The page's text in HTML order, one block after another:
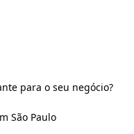
para o seu negócio?
São Paulo